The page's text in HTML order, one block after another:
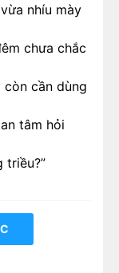
nhíu mày
chưa chắc
còn cần dùng
tâm hỏi
triều?”